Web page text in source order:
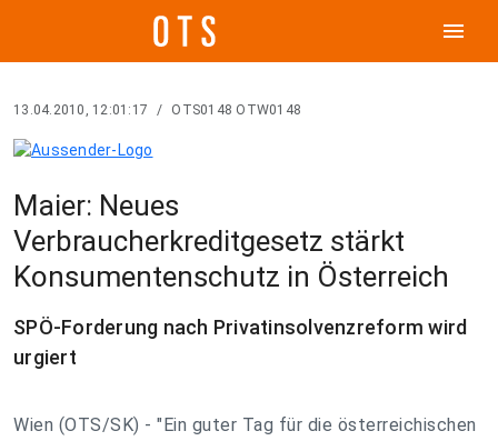
menu
13.04.2010, 12:01:17 / OTS0148 OTW0148
Maier: Neues
Verbraucherkreditgesetz stärkt
Konsumentenschutz in Österreich
SPÖ-Forderung nach Privatinsolvenzreform wird
urgiert
Wien (OTS/SK) - "Ein guter Tag für die österreichischen